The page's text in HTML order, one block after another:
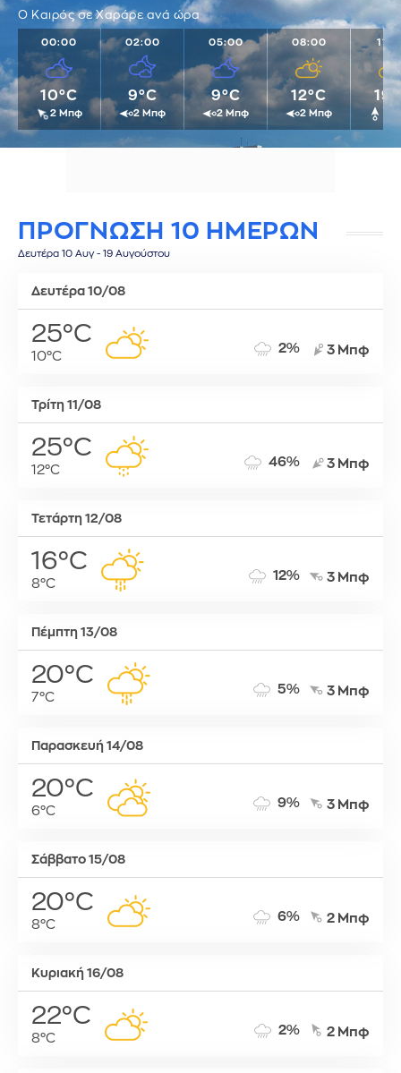
Ο Καιρός σε Χαράρε ανά ώρα
00:00
10°C
2 Μπφ
02:00
9°C
2 Μπφ
05:00
9°C
2 Μπφ
08:00
12°C
2 Μπφ
ΠΡΟΓΝΩΣΗ 10 ΗΜΕΡΩΝ
Δευτέρα 10 Αυγ - 19 Αυγούστου
Δευτέρα 10/08
25°C
10°C
2% 3 Μπφ
Τρίτη 11/08
25°C
12°C
46% 3 Μπφ
Τετάρτη 12/08
16°C
8°C
12% 3 Μπφ
Πέμπτη 13/08
20°C
7°C
5% 3 Μπφ
Παρασκευή 14/08
20°C
6°C
9% 3 Μπφ
Σάββατο 15/08
20°C
8°C
6% 2 Μπφ
Κυριακή 16/08
22°C
8°C
2% 2 Μπφ